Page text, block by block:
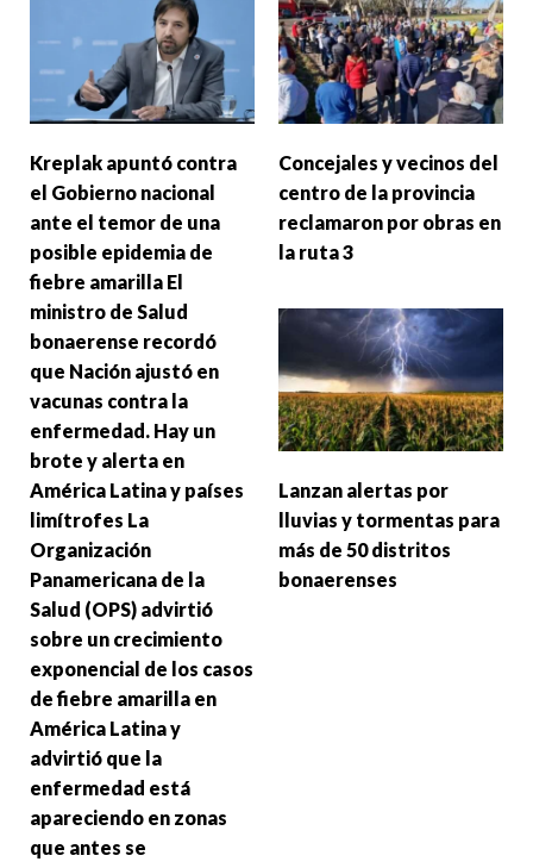
Kreplak apuntó contra
el Gobierno nacional
ante el temor de una
posible epidemia de
fiebre amarilla El
ministro de Salud
bonaerense recordó
que Nación ajustó en
vacunas contra la
enfermedad. Hay un
brote y alerta en
América Latina y países
limítrofes La
Organización
Panamericana de la
Salud (OPS) advirtió
sobre un crecimiento
exponencial de los casos
de fiebre amarilla en
América Latina y
advirtió que la
enfermedad está
apareciendo en zonas
que antes se
Concejales y vecinos del
centro de la provincia
reclamaron por obras en
la ruta 3
Lanzan alertas por
lluvias y tormentas para
más de 50 distritos
bonaerenses